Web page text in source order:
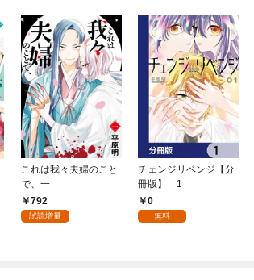
これは我々夫婦のこと
で、一
792
試読増量
チェンジリベンジ【分
冊版】 1
0
無料